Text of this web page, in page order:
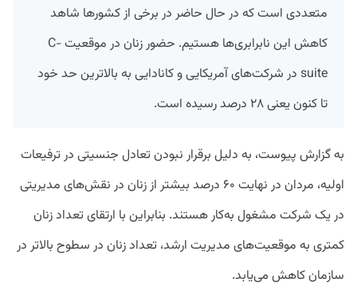
متعددی است که در حال حاضر در برخی از کشورها شاهد
کاهش این نابرابری‌ها هستیم. حضور زنان در موقعیت C-
suite در شرکت‌های آمریکایی و کانادایی به بالاترین حد خود
تا کنون یعنی ۲۸ درصد رسیده است.
به گزارش پیوست، به دلیل برقرار نبودن تعادل جنسیتی در ترفیعات
اولیه، مردان در نهایت ۶۰ درصد بیشتر از زنان در نقش‌های مدیریتی
در یک شرکت مشغول به‌کار هستند. بنابراین با ارتقای تعداد زنان
کمتری به موقعیت‌های مدیریت ارشد، تعداد زنان در سطوح بالاتر در
سازمان کاهش می‌یابد.